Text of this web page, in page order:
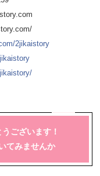
2jikaistory
ございます！
てみませんか